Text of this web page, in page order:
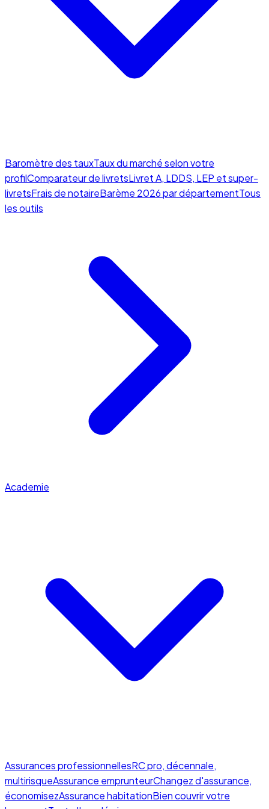
Baromètre des tauxTaux du marché selon votre
profilComparateur de livretsLivret A, LDDS, LEP et super-
livretsFrais de notaireBarème 2026 par départementTous
les outils
Academie
Assurances professionnellesRC pro, décennale,
multirisqueAssurance emprunteurChangez d'assurance,
économisezAssurance habitationBien couvrir votre